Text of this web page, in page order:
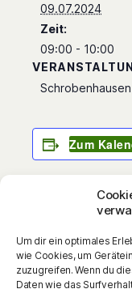
Um dir ein optimales
wie Cookies, um
zuzugreifen. Wenn du
Daten wie das
09.07.2024
Zeit:
09:00 - 10:00
Schrobenhausen
Zum
Komplett
Neuausgaben